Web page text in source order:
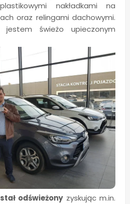
nakładkami na
oraz relingami dachowymi.
jestem świeżo upieczonym
odświeżonyzyskując m.in.